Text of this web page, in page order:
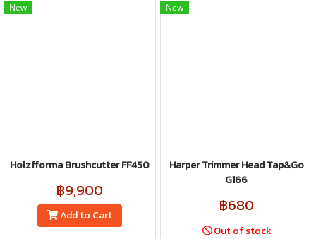
New
Holzfforma Brushcutter FF450
฿9,900
Add to Cart
New
Harper Trimmer Head Tap&Go
G166
฿680
Out of stock